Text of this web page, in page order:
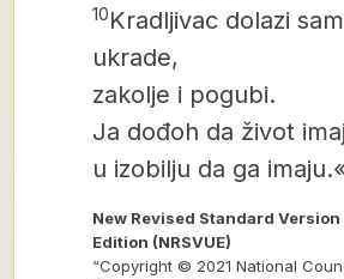
10Kradljivac dolazi
ukrade,
zakolje i pogubi.
Ja dođoh da život
u izobilju da ga
New Revised Standard Version
Edition (NRSVUE)
“Copyright © 2021 National